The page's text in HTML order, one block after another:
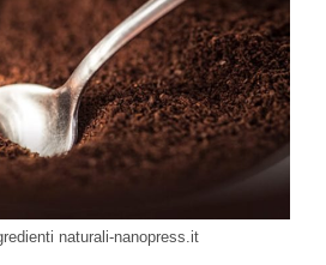
naturali-nanopress.it